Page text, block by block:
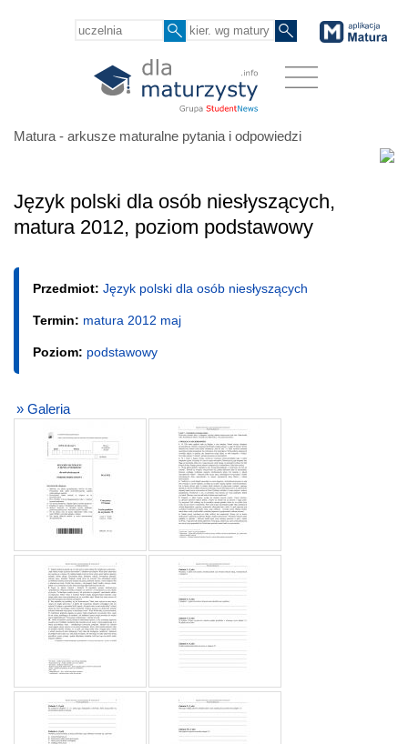
Matura - arkusze maturalne pytania i odpowiedzi
Język polski dla osób niesłyszących,
matura 2012, poziom podstawowy
Przedmiot: Język polski dla osób niesłyszących
Termin: matura 2012 maj
Poziom: podstawowy
» Galeria